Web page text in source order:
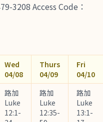
3208 Access Code：
Wed
04/08
Thurs
04/09
Fri
04/10
路加
Luke
12:1-
路加
Luke
12:35-
路加
Luke
13:1-